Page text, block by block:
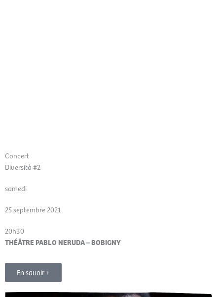
Concert
Diversità #2
samedi
25 septembre 2021
20h30
THÉÂTRE PABLO NERUDA – BOBIGNY
En savoir +